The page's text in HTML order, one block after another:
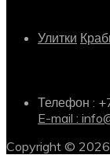
Улитки
Телефон :
E-mail :
Copyright © 2026